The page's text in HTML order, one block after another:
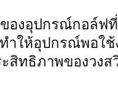
องอุปกรณ์กอล์ฟ
ให้อุปกรณ์พอใช้
สิทธิภาพของวง